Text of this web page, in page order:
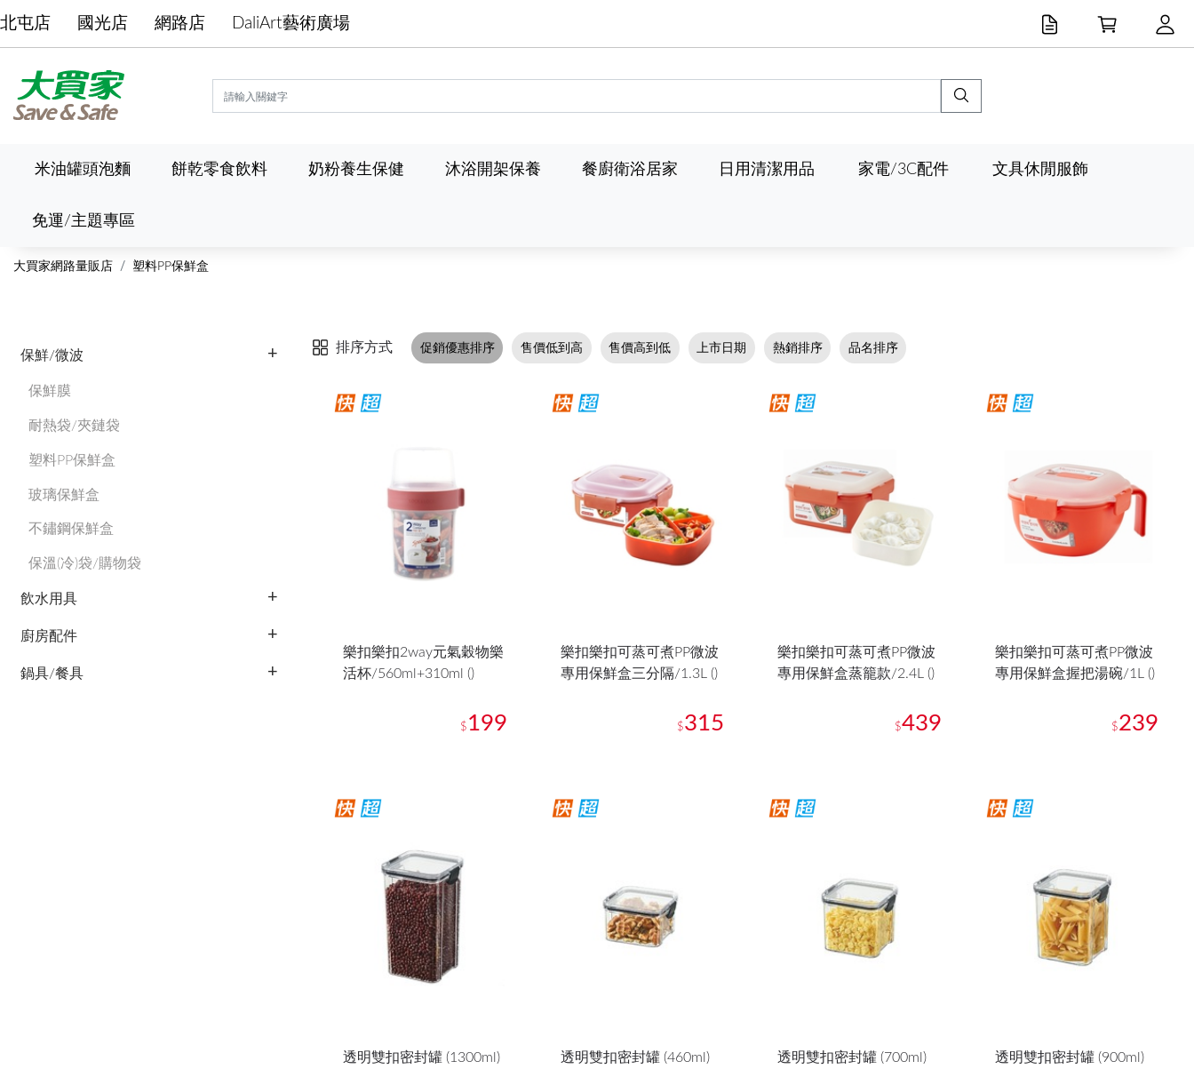
北屯店 國光店 網路店 DaliArt藝術廣場
米油罐頭泡麵 餅乾零食飲料 奶粉養生保健 沐浴開架保養 餐廚衛浴居家 日用清潔用品 家電/3C配件 文具休閒服飾
免運/主題專區
大買家網路量販店 塑料PP保鮮盒
保鮮/微波
保鮮膜
耐熱袋/夾鏈袋
塑料PP保鮮盒
玻璃保鮮盒
不鏽鋼保鮮盒
保溫(冷)袋/購物袋
飲水用具
廚房配件
鍋具/餐具
排序方式 促銷優惠排序 售價低到高 售價高到低 上市日期 熱銷排序 品名排序
樂扣樂扣2way元氣穀物樂
活杯/560ml+310ml ()
$ 199
樂扣樂扣可蒸可煮PP微波
專用保鮮盒三分隔/1.3L ()
$315
樂扣樂扣可蒸可煮PP微波
專用保鮮盒蒸籠款/2.4L ()
$439
樂扣樂扣可蒸可煮PP微波
專用保鮮盒握把湯碗/1L ()
$239
透明雙扣密封罐 (1300ml) 透明雙扣密封罐 (460ml) 透明雙扣密封罐 (700ml) 透明雙扣密封罐 (900ml)